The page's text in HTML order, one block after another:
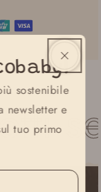
sostenibile
newsletter e
tuo primo